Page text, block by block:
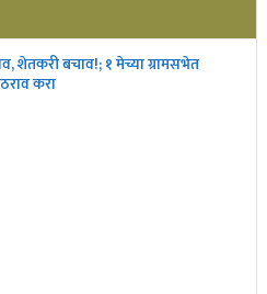
शेतकरी बचाव!; १ मेच्या ग्रामसभेत
ठराव करा